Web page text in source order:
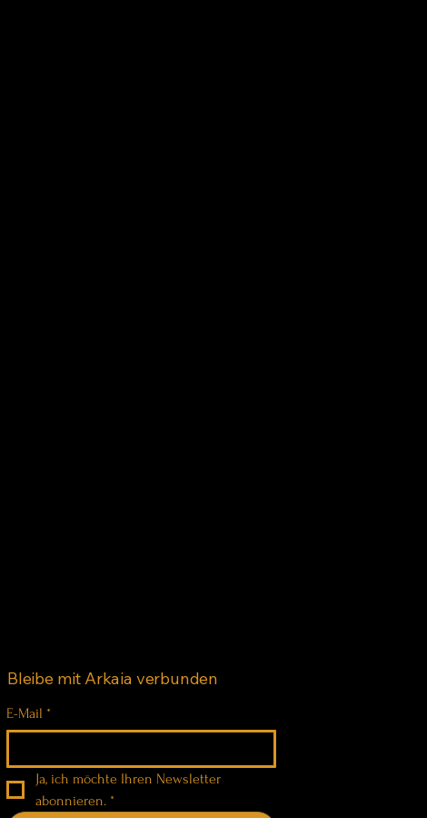
Bleibe mit Arkaia verbunden
E-Mail *
Ja, ich möchte Ihren Newsletter
abonnieren. *